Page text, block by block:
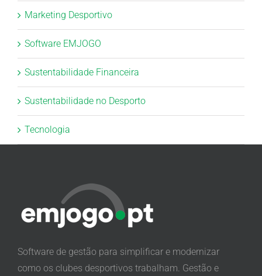
Marketing Desportivo
Software EMJOGO
Sustentabilidade Financeira
Sustentabilidade no Desporto
Tecnologia
Software de gestão para simplificar e modernizar
como os clubes desportivos trabalham. Gestão e